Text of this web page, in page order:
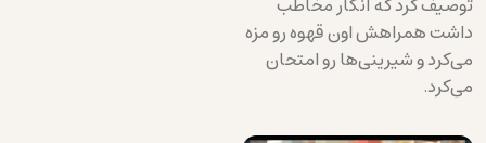
داشت همراهش اون قهوه رو مزه
می‌کرد و شیرینی‌ها رو امتحان
می‌کرد.